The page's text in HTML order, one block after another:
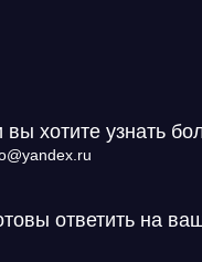
хотите узнать
ответить на